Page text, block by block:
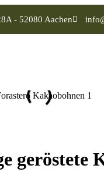
- 52080 Aachen
geröstete